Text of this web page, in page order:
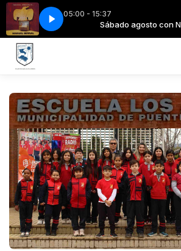
05:00 - 15:37
Niñas y niños Sábado agosto con
Escuela Los Andes1 Pedidos Musicales en